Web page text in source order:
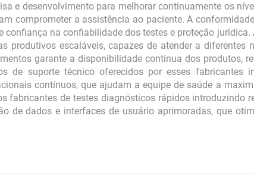
e desenvolvimento para melhorar continuamente os
comprometer a assistência ao paciente. A
na confiabilidade dos testes e proteção jurídica.
escaláveis, capazes de atender a diferentes
garante a disponibilidade contínua dos produtos,
de suporte técnico oferecidos por esses fabricantes
contínuos, que ajudam a equipe de saúde a
de testes diagnósticos rápidos introduzindo
de dados e interfaces de usuário aprimoradas, que